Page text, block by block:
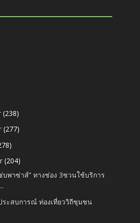
(238)
(277)
(204)
บพาซ่าส์” ทางช่อง 3ชวนใช้บริการ
ระสบการณ์ ท่องเที่ยววิถีชุมชน